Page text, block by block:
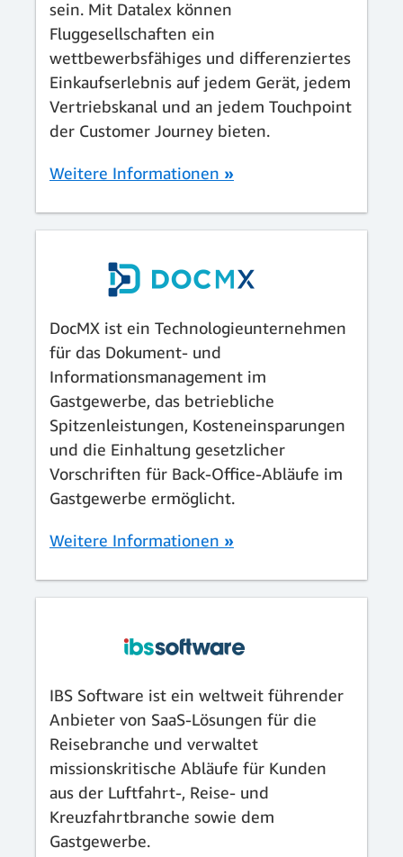
sein. Mit Datalex können
Fluggesellschaften ein
wettbewerbsfähiges und differenziertes
Einkaufserlebnis auf jedem Gerät, jedem
Vertriebskanal und an jedem Touchpoint
der Customer Journey bieten.
Weitere Informationen »
DocMX ist ein Technologieunternehmen
für das Dokument- und
Informationsmanagement im
Gastgewerbe, das betriebliche
Spitzenleistungen, Kosteneinsparungen
und die Einhaltung gesetzlicher
Vorschriften für Back-Office-Abläufe im
Gastgewerbe ermöglicht.
Weitere Informationen »
IBS Software ist ein weltweit führender
Anbieter von SaaS-Lösungen für die
Reisebranche und verwaltet
missionskritische Abläufe für Kunden
aus der Luftfahrt-, Reise- und
Kreuzfahrtbranche sowie dem
Gastgewerbe.